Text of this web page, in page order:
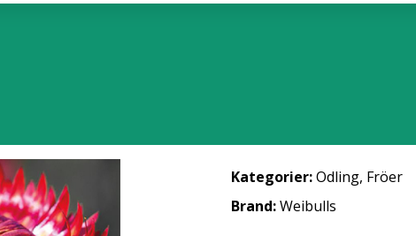
Kategorier:Odling, Fröer
Brand:Weibulls